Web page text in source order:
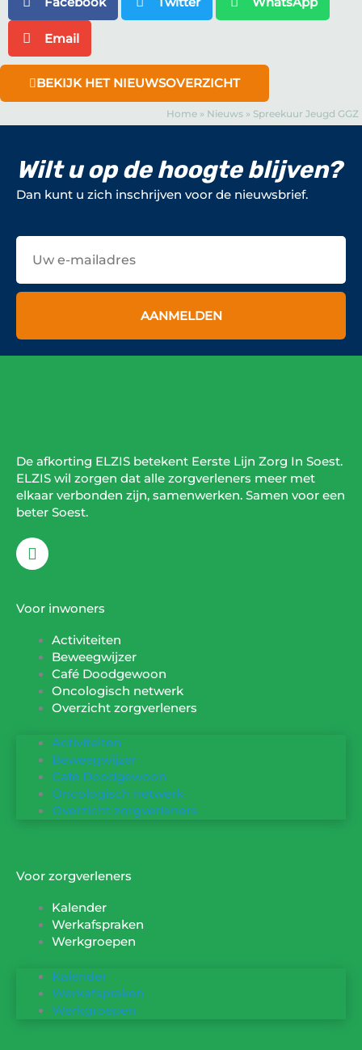
Email
BEKIJK HET NIEUWSOVERZICHT
Home » Nieuws » Spreekuur Jeugd GGZ
Wilt u op de hoogte blijven?
Dan kunt u zich inschrijven voor de nieuwsbrief.
E-
mailadres
AANMELDEN
De afkorting ELZIS betekent Eerste Lijn Zorg In Soest.
ELZIS wil zorgen dat alle zorgverleners meer met
elkaar verbonden zijn, samenwerken. Samen voor een
beter Soest.
F
a
b
o
k
Voor inwoners
Activiteiten
Beweegwijzer
Café Doodgewoon
Oncologisch netwerk
Overzicht zorgverleners
Activiteiten
Beweegwijzer
Café Doodgewoon
Oncologisch netwerk
Overzicht zorgverleners
Voor zorgverleners
Kalender
Werkafspraken
Werkgroepen
Kalender
Werkafspraken
Werkgroepen